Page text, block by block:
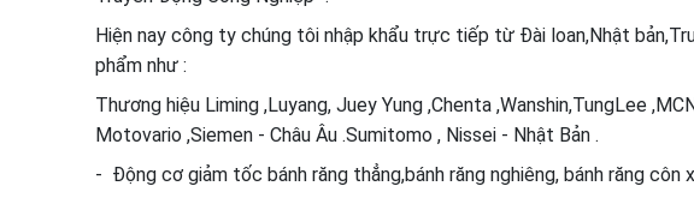
Hiện nay công ty chúng tôi nhập khẩu trực tiếp từ Đài loan,Nhật
phẩm như :
Thương hiệu Liming ,Luyang, Juey Yung ,Chenta ,Wanshin,TungLee
Motovario ,Siemen - Châu Âu .Sumitomo , Nissei - Nhật Bản .
- Động cơ giảm tốc bánh răng thẳng,bánh răng nghiêng, bánh răng côn